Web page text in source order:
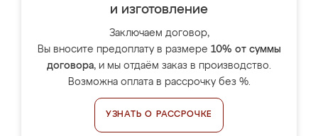
и изготовление
Заключаем договор,
Вы вносите предоплату в размере 10% от суммы
договора, и мы отдаём заказ в производство.
Возможна оплата в рассрочку без %.
УЗНАТЬ О РАССРОЧКЕ